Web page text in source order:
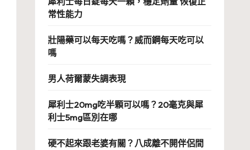
常性能力
壯陽藥可以每天吃嗎？威而鋼每天吃可以
嗎
男人荷爾蒙失調表現
犀利士20mg吃半顆可以嗎？20毫克與犀
利士5mg區別在哪
硬不起來跟老婆有關？八成離不開伴侶間